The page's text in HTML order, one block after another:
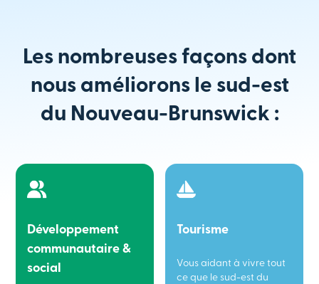
Les nombreuses façons dont
nous améliorons le sud-est
du Nouveau-Brunswick :
Développement
communautaire &
social
Tourisme
Vous aidant à vivre tout
ce que le sud-est du